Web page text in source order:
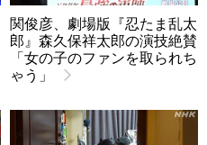
関俊彦、劇場版『忍たま乱太
郎』森久保祥太郎の演技絶賛
「女の子のファンを取られち
ゃう」